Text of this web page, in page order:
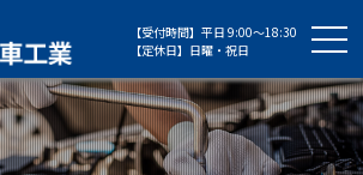
【受付時間】平日 9:00～18:30
【定休日】日曜・祝日